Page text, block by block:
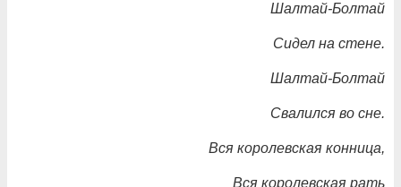
Шалтай-Болтай
Сидел на стене.
Шалтай-Болтай
Свалился во сне.
Вся королевская конница,
Вся королевская рать